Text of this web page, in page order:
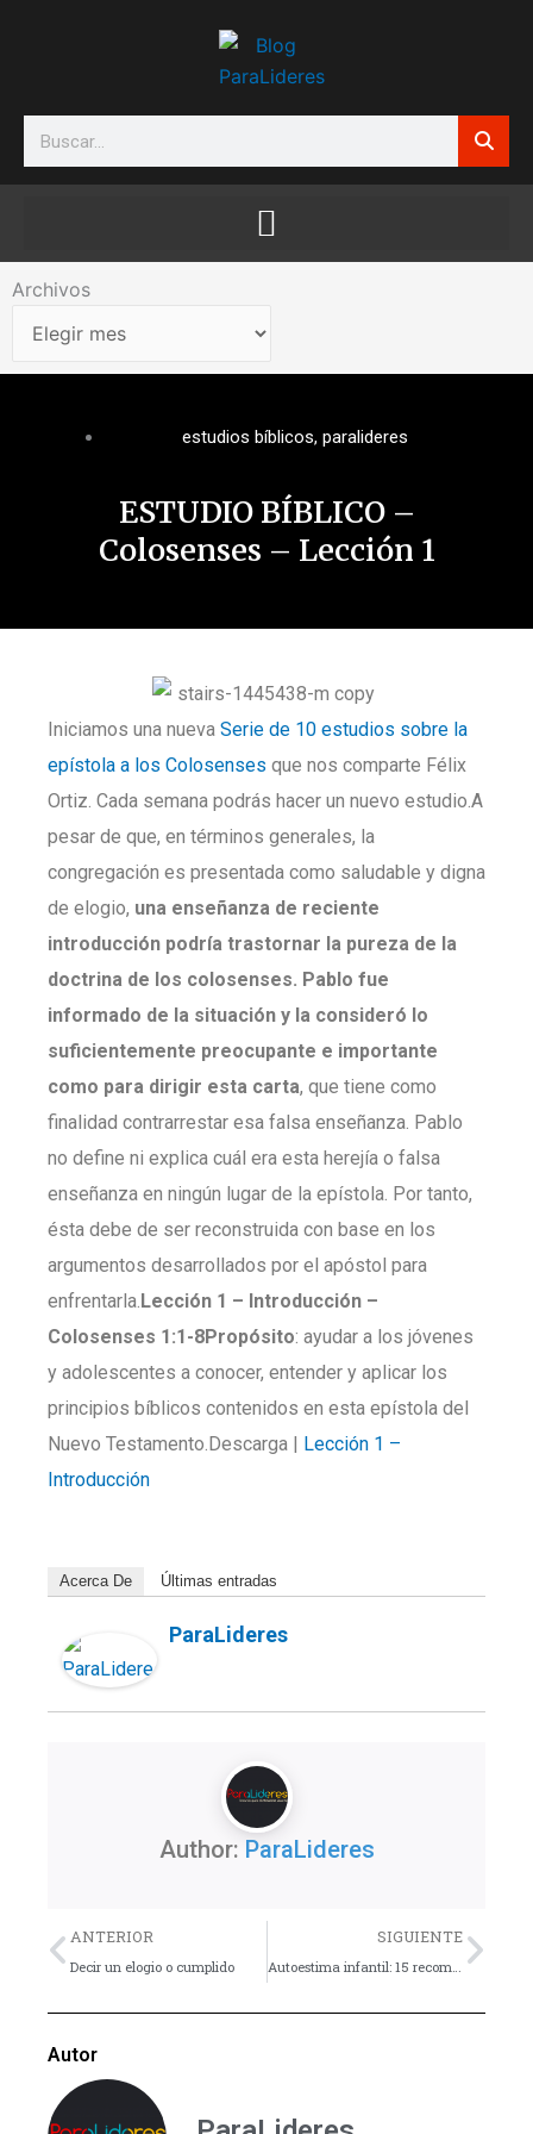
Search
Archivos
Archivos
estudios bíblicos, paralideres
ESTUDIO BÍBLICO –
Colosenses – Lección 1
Iniciamos una nueva Serie de 10 estudios sobre la
epístola a los Colosenses que nos comparte Félix
Ortiz. Cada semana podrás hacer un nuevo estudio.A
pesar de que, en términos generales, la
congregación es presentada como saludable y digna
de elogio, una enseñanza de reciente
introducción podría trastornar la pureza de la
doctrina de los colosenses. Pablo fue
informado de la situación y la consideró lo
suficientemente preocupante e importante
como para dirigir esta carta, que tiene como
finalidad contrarrestar esa falsa enseñanza. Pablo
no define ni explica cuál era esta herejía o falsa
enseñanza en ningún lugar de la epístola. Por tanto,
ésta debe de ser reconstruida con base en los
argumentos desarrollados por el apóstol para
enfrentarla.Lección 1 – Introducción –
Colosenses 1:1-8Propósito: ayudar a los jóvenes
y adolescentes a conocer, entender y aplicar los
principios bíblicos contenidos en esta epístola del
Nuevo Testamento.Descarga | Lección 1 –
Introducción
Acerca De Últimas entradas
ParaLideres
Author: ParaLideres
Previo
ANTERIOR
Decir un elogio o cumplido
SIGUIENTE
Autoestima infantil: 15 recomendaciones
Autor